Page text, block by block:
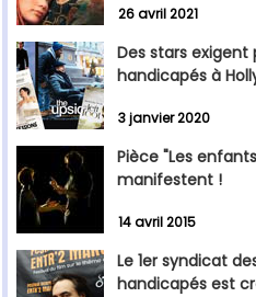
26 avril 2021
Des stars exigent
handicapés à
3 janvier 2020
Pièce "Les
manifestent !
14 avril 2015
Le 1er syndicat
handicapés est